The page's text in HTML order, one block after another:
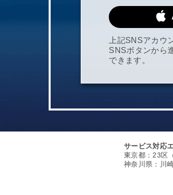
上記SNSアカウ
SNSボタンから
できます。
サービス対応
東京都：23区
神奈川県：川